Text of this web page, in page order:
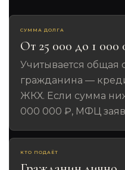
СУММА ДОЛГА
От 25 000 до 1 000
Учитывается общая
гражданина —
ЖКХ. Если сумма
000 000 ₽, МФЦ
КТО ПОДАЁТ